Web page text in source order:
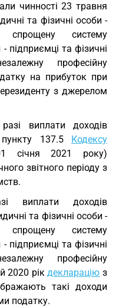
чинності 23 травня
та фізичні особи -
спрощену систему
підприємці та фізичні
професійну
на прибуток при
з джерелом
виплати доходів
137.5 Кодексу
січня 2021 року)
звітного періоду з
виплати доходів
та фізичні особи -
систему
підприємці та фізичні
професійну
2020 рікдекларацію з
такі доходи
податку.